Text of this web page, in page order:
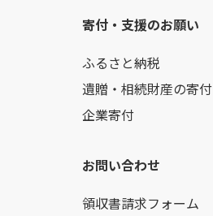
寄付・支援のお願い
ふるさと納税
遺贈・相続財産の寄付
企業寄付
お問い合わせ
領収書請求フォーム